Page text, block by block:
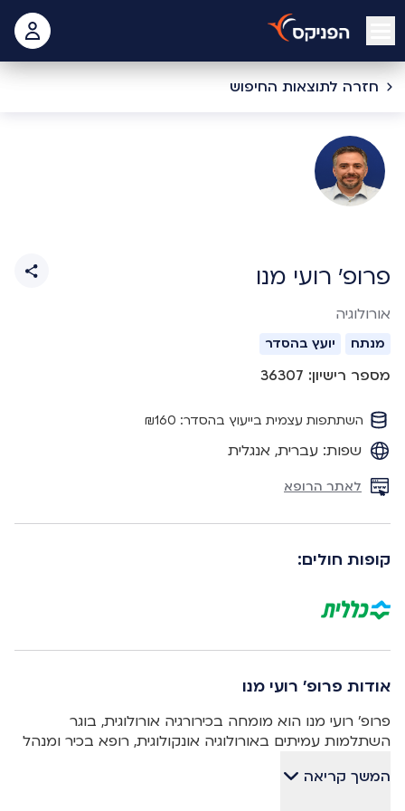
open mobile menu
דף הבית
חזרה לתוצאות החיפוש
פרופ' רועי מנו
אורולוגיה
מנתח יועץ בהסדר
מספר רישיון: 36307
השתתפות עצמית בייעוץ בהסדר: ₪160
שפות: עברית, אנגלית
לאתר הרופא
קופות חולים:
אודות פרופ' רועי מנו
פרופ' רועי מנו הוא מומחה בכירורגיה אורולוגית, בוגר
השתלמות עמיתים באורולוגיה אונקולוגית, רופא בכיר ומנהל
רפואי תל-אביב (בי"ח איכילוב). ?לאחר השלמת לימודיו
המשך קריאה